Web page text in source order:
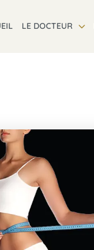
LE DOCTEUR